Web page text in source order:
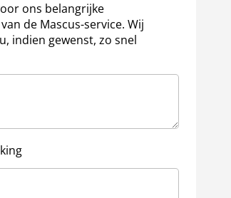
ons belangrijke
de Mascus-service. Wij
indien gewenst, zo snel